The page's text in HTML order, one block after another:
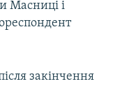
Масниці і
закінчення